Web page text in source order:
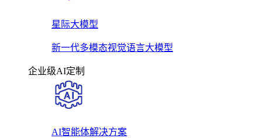
星际大模型
新一代多模态视觉语言大模型
企业级AI定制
AI智能体解决方案